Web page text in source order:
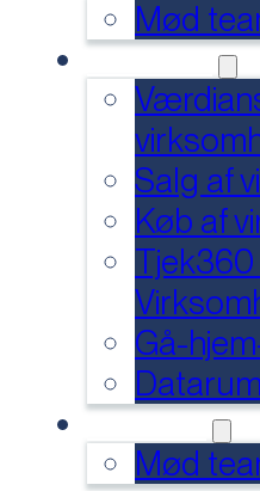
Mød
Salg af
Køb af
Tjek360
Gå-
Datarum
Mød